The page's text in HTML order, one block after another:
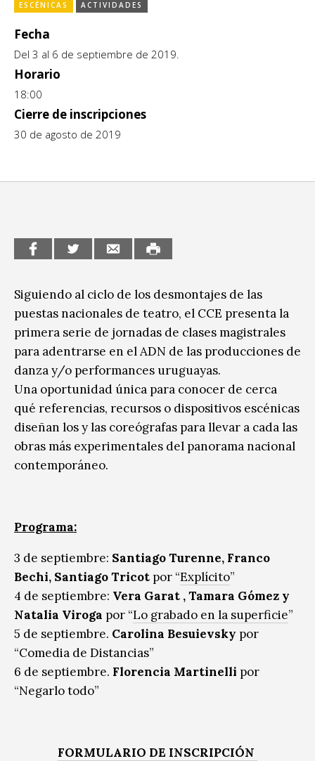
Espacio itinerante de lectura infantil
Exposiciones
Formación
Género y Diversidad
Infantil y Juvenil
Medio Ambiente
Sin categoría
ESCÉNICAS ACTIVIDADES
Fecha
Del 3 al 6 de septiembre de 2019.
Horario
18:00
Cierre de inscripciones
30 de agosto de 2019
Siguiendo al ciclo de los desmontajes de las
puestas nacionales de teatro, el CCE presenta la
primera serie de jornadas de clases magistrales
para adentrarse en el ADN de las producciones de
danza y/o performances uruguayas.
Una oportunidad única para conocer de cerca
qué referencias, recursos o dispositivos escénicas
diseñan los y las coreógrafas para llevar a cada las
obras más experimentales del panorama nacional
contemporáneo.
Programa:
3 de septiembre: Santiago Turenne, Franco
Bechi, Santiago Tricot por “Explícito”
4 de septiembre: Vera Garat , Tamara Gómez y
Natalia Viroga por “Lo grabado en la superficie”
5 de septiembre. Carolina Besuievsky por
“Comedia de Distancias”
6 de septiembre. Florencia Martinelli por
“Negarlo todo”
FORMULARIO DE INSCRIPCIÓN